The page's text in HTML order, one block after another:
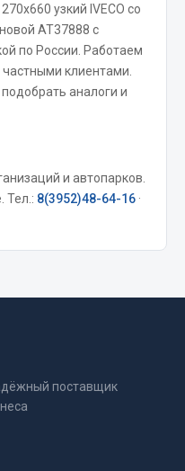
узкий IVECO со
АТ37888 с
по России. Работаем
клиентами.
аналоги и
и автопарков.
Тел.: 8(3952)48-64-16 ·
поставщик